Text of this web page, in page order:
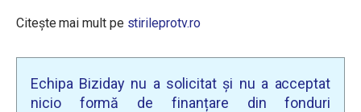
Citește mai mult pe stirileprotv.ro
Echipa Biziday nu a solicitat și nu a acceptat
nicio formă de finanțare din fonduri